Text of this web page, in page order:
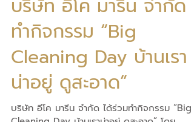
บริษัท อีโค มารีน จำกัด
ทำกิจกรรม “Big
Cleaning Day บ้านเรา
น่าอยู่ ดูสะอาด”